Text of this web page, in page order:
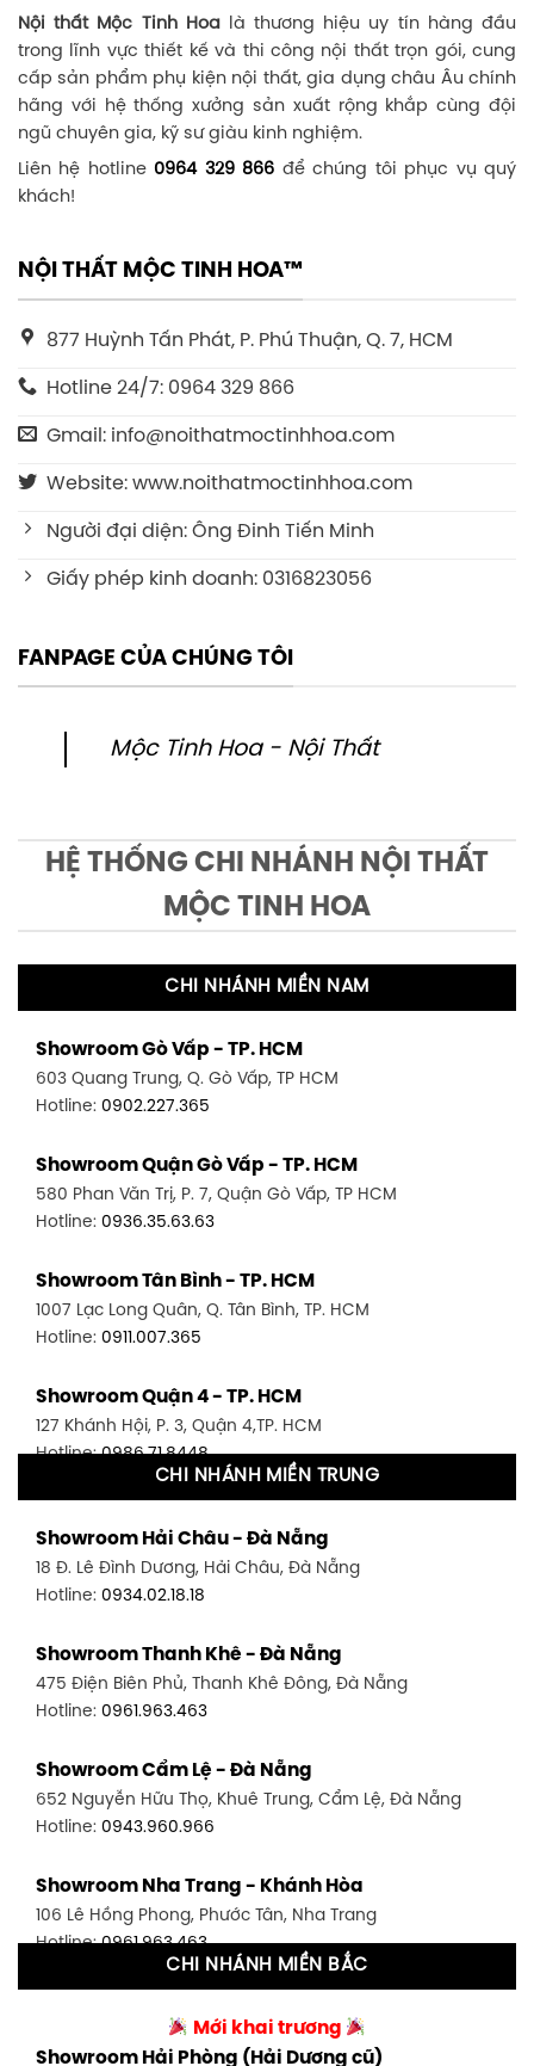
Nội thất Mộc Tinh Hoalà thương hiệu uy tín hàng đầu
trong lĩnh vực thiết kế và thi công nội thất trọn gói, cung
cấp sản phẩm phụ kiện nội thất, gia dụng châu Âu chính
hãng với hệ thống xưởng sản xuất rộng khắp cùng đội
ngũ chuyên gia, kỹ sư giàu kinh nghiệm.
Liên hệ hotline 0964 329 866 để chúng tôi phục vụ quý
khách!
NỘI THẤT MỘC TINH HOA™
877 Huỳnh Tấn Phát, P. Phú Thuận, Q. 7, HCM
Hotline 24/7: 0964 329 866
Gmail: info@noithatmoctinhhoa.com
Website: www.noithatmoctinhhoa.com
Người đại diện: Ông Đinh Tiến Minh
Giấy phép kinh doanh: 0316823056
FANPAGE CỦA CHÚNG TÔI
Mộc Tinh Hoa - Nội Thất
HỆ THỐNG CHI NHÁNH NỘI THẤT
MỘC TINH HOA
CHI NHÁNH MIỀN NAM
Showroom Gò Vấp - TP. HCM
603 Quang Trung, Q. Gò Vấp, TP HCM
Hotline: 0902.227.365
Showroom Quận Gò Vấp - TP. HCM
580 Phan Văn Trị, P. 7, Quận Gò Vấp, TP HCM
Hotline: 0936.35.63.63
Showroom Tân Bình - TP. HCM
1007 Lạc Long Quân, Q. Tân Bình, TP. HCM
Hotline: 0911.007.365
Showroom Quận 4 - TP. HCM
127 Khánh Hội, P. 3, Quận 4,TP. HCM
Hotline:0986.71.8448
1411 Đường 3/2, P. 16, Quận 11, TP. HCM
Hotline:0906.256.759
1448 Huỳnh Tấn Phát, Phú Thuận, Quận 7, TP HCM
Hotline:0946.480.580
348 Đ. Bạch Đằng, P. 14, Bình Thạnh, TP HCM
Hotline:0902.716.230
591 Hoàng Văn Thụ, P. 4, Tân Bình, TP HCM
Hotline:0906.256.759
Showroom Tân Bình 2 - TP. HCM
0986.71.8448
CHI NHÁNH MIỀN TRUNG
Showroom Hải Châu - Đà Nẵng
18 Đ. Lê Đình Dương, Hải Châu, Đà Nẵng
Hotline: 0934.02.18.18
Showroom Thanh Khê - Đà Nẵng
475 Điện Biên Phủ, Thanh Khê Đông, Đà Nẵng
Hotline: 0961.963.463
Showroom Cẩm Lệ - Đà Nẵng
652 Nguyễn Hữu Thọ, Khuê Trung, Cẩm Lệ, Đà Nẵng
Hotline: 0943.960.966
Showroom Nha Trang - Khánh Hòa
106 Lê Hồng Phong, Phước Tân, Nha Trang
Hotline:0961.963.463
27-29 Nguyễn Sỹ Sách, Hưng Bình, TP Vinh, Nghệ An
Hotline:0943.960.966
CHI NHÁNH MIỀN BẮC
Mới khai trương
Showroom Hải Phòng (Hải Dương cũ)